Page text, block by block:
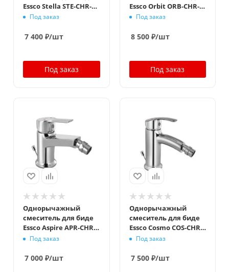
Essco Stella STE-CHR-
107213B Хром
Под заказ
7 400 ₽/шт
Под заказ
Essco Orbit ORB-CHR-
105213B Хром
Под заказ
8 500₽/шт
Под заказ
Однорычажный
смеситель для биде
Essco Aspire APR-CHR-
101213B Хром
Под заказ
7 000 ₽/шт
Однорычажный
смеситель для биде
Essco Cosmo COS-CHR-
103213B Хром
Под заказ
7 500₽/шт